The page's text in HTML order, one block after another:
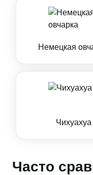
Немецкая
Чихуахуа
Часто